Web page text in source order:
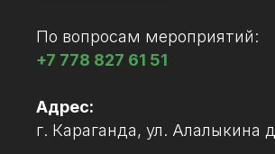
По вопросам мероприятий:
+7 778 827 61 51
Адрес:
г. Караганда, ул. Алалыкина